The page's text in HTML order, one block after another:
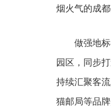
烟火气的成
做强地
园区，同步
持续汇聚客
猫邮局等品